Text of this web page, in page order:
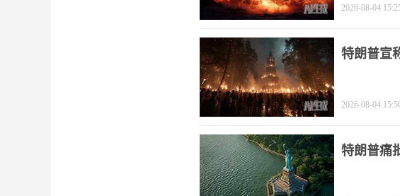
2026-08-04
特朗普宣
2026-08-04
特朗普痛